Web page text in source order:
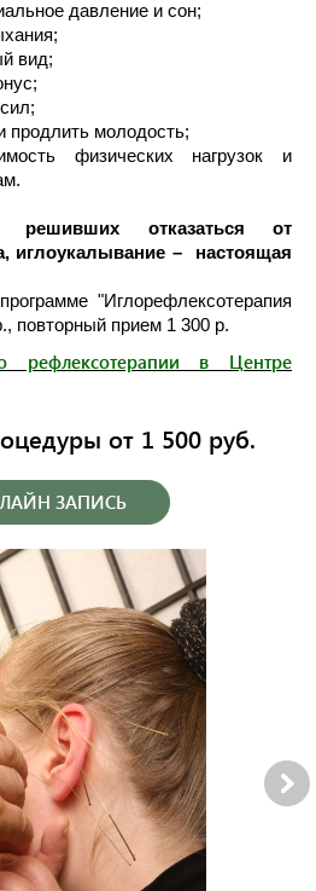
давление и сон;
вид;
продлить молодость;
физических нагрузок и
решивших отказаться от
иглоукалывание – настоящая
"Иглорефлексотерапия
повторный прием 1 300 р.
рефлексотерапии в Центре
от 1 500 руб.
ЗАПИСЬ